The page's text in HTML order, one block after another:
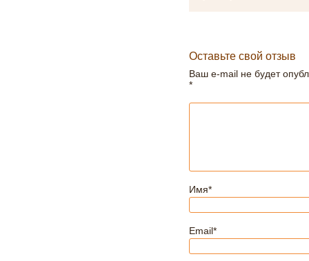
Оставьте свой отзыв
Ваш e-mail не будет
*
Имя*
Email*